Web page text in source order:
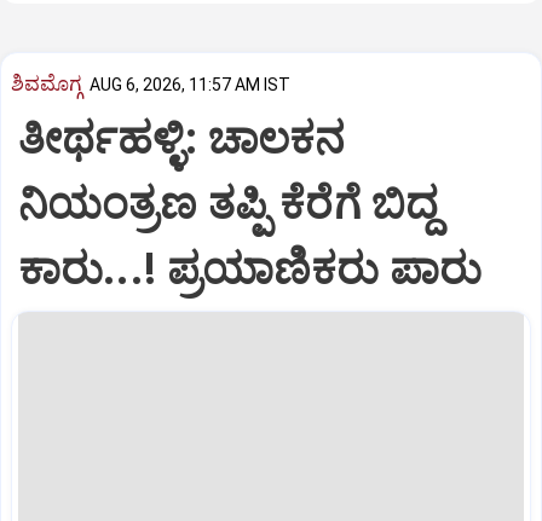
ಶಿವಮೊಗ್ಗ AUG 6, 2026, 11:57 AM IST
ತೀರ್ಥಹಳ್ಳಿ: ಚಾಲಕನ
ನಿಯಂತ್ರಣ ತಪ್ಪಿ ಕೆರೆಗೆ ಬಿದ್ದ
ಕಾರು...! ಪ್ರಯಾಣಿಕರು ಪಾರು